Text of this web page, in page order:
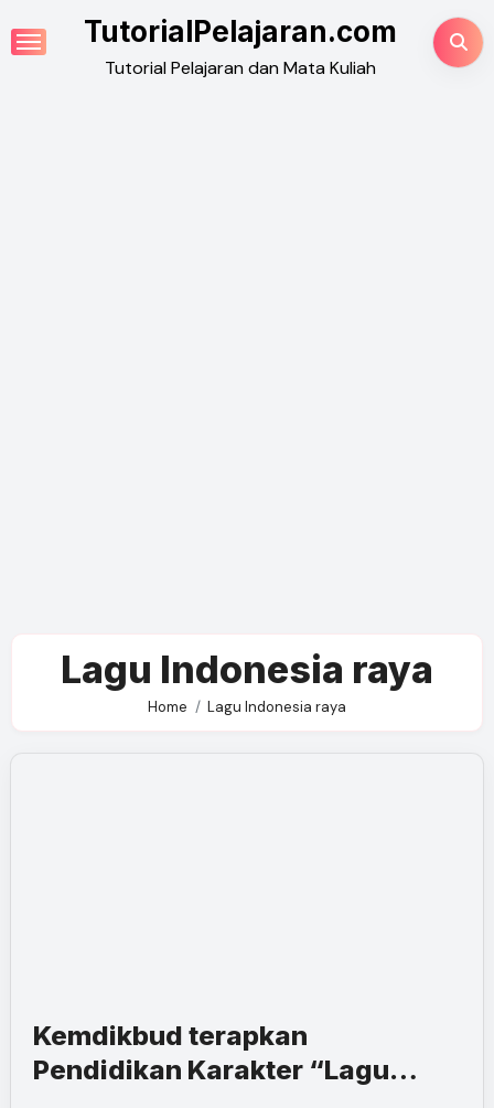
to
TutorialPelajaran.com
Tutorial Pelajaran dan Mata Kuliah
Lagu Indonesia raya
Home Lagu Indonesia raya
Kemdikbud terapkan
Pendidikan Karakter “Lagu